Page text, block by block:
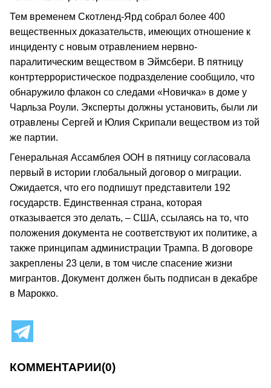
Тем временем Скотленд-Ярд собрал более 400
вещественных доказательств, имеющих отношение к
инциденту с новым отравлением нервно-
паралитическим веществом в Эймсбери. В пятницу
контртеррористическое подразделение сообщило, что
обнаружило флакон со следами «Новичка» в доме у
Чарльза Роули. Эксперты должны установить, были ли
отравлены Сергей и Юлия Скрипали веществом из той
же партии.
Генеральная Ассамблея ООН в пятницу согласовала
первый в истории глобальный договор о миграции.
Ожидается, что его подпишут представители 192
государств. Единственная страна, которая
отказывается это делать, – США, ссылаясь на то, что
положения документа не соответствуют их политике, а
также принципам администрации Трампа. В договоре
закреплены 23 цели, в том числе спасение жизни
мигрантов. Документ должен быть подписан в декабре
в Марокко.
КОММЕНТАРИИ(0)